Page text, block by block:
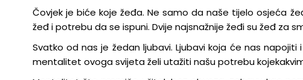
Čovjek je biće koje žeđa. Ne samo da naše tijelo osjeća
žeđ i potrebu da se ispuni. Dvije najsnažnije žeđi su žeđ za
Svatko od nas je žedan ljubavi. Ljubavi koja će nas
mentalitet ovoga svijeta želi utažiti našu potrebu